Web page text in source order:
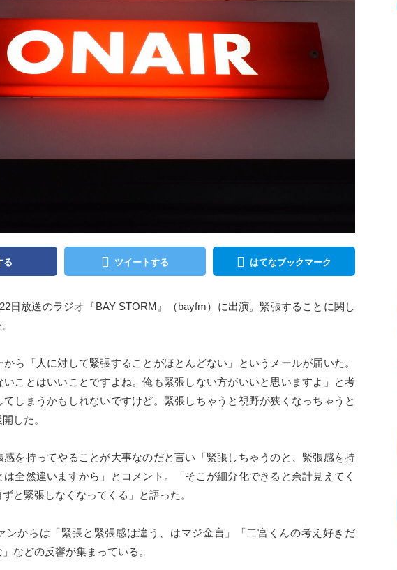
る ツイートする はてなブックマーク
日放送のラジオ『BAY STORM』（bayfm）に出演。緊張することに関し
から「人に対して緊張することがほとんどない」というメールが届いた。
いことはいいことですよね。俺も緊張しない方がいいと思いますよ」と考
てしまうかもしれないですけど。緊張しちゃうと視野が狭くなっちゃうと
した。
感を持ってやることが大事なのだと言い「緊張しちゃうのと、緊張感を持
は全然違いますから」とコメント。「そこが細分化できると余計見えてく
と緊張しなくなってくる」と語った。
ンからは「緊張と緊張感は違う、はマジ金言」「二宮くんの考え好きだ
などの反響が集まっている。